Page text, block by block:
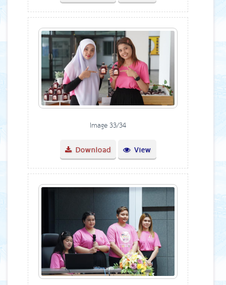
Image 33/34
Download View